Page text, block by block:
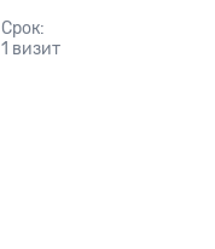
Срок:
1 визит